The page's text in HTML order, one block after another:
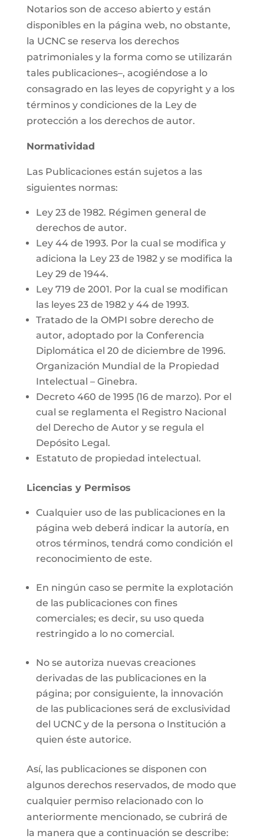
Notarios son de acceso abierto y están
disponibles en la página web, no obstante,
la UCNC se reserva los derechos
patrimoniales y la forma como se utilizarán
tales publicaciones–, acogiéndose a lo
consagrado en las leyes de copyright y a los
términos y condiciones de la Ley de
protección a los derechos de autor.
Normatividad
Las Publicaciones están sujetos a las
siguientes normas:
Ley 23 de 1982. Régimen general de
derechos de autor.
Ley 44 de 1993. Por la cual se modifica y
adiciona la Ley 23 de 1982 y se modifica la
Ley 29 de 1944.
Ley 719 de 2001. Por la cual se modifican
las leyes 23 de 1982 y 44 de 1993.
Tratado de la OMPI sobre derecho de
autor, adoptado por la Conferencia
Diplomática el 20 de diciembre de 1996.
Organización Mundial de la Propiedad
Intelectual – Ginebra.
Decreto 460 de 1995 (16 de marzo). Por el
cual se reglamenta el Registro Nacional
del Derecho de Autor y se regula el
Depósito Legal.
Estatuto de propiedad intelectual.
Licencias y Permisos
Cualquier uso de las publicaciones en la
página web deberá indicar la autoría, en
otros términos, tendrá como condición el
reconocimiento de este.
En ningún caso se permite la explotación
de las publicaciones con fines
comerciales; es decir, su uso queda
restringido a lo no comercial.
No se autoriza nuevas creaciones
derivadas de las publicaciones en la
página; por consiguiente, la innovación
de las publicaciones será de exclusividad
del UCNC y de la persona o Institución a
quien éste autorice.
Así, las publicaciones se disponen con
algunos derechos reservados, de modo que
cualquier permiso relacionado con lo
anteriormente mencionado, se cubrirá de
la manera que a continuación se describe: